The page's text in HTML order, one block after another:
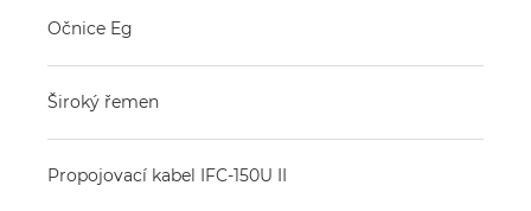
Očnice Eg
Široký řemen
Propojovací kabel IFC-150U II